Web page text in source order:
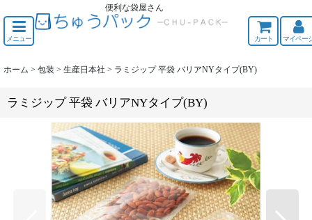
便利な袋屋さん
メニュー カート マイペー
ホーム > 包装 > 生産日本社 > ラミジップ 平袋 バリアNYタイプ(BY)
ラミジップ 平袋 バリアNYタイプ(BY)